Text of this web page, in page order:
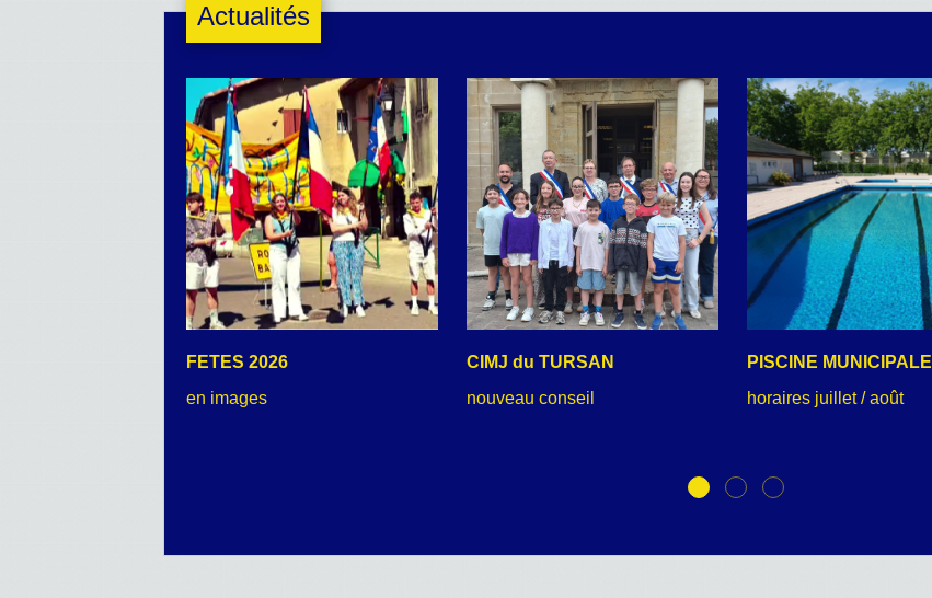
Actualités
FETES 2026
en images
CIMJ du TURSAN
nouveau conseil
PISCINE MUNICIPALE
horaires juillet / août